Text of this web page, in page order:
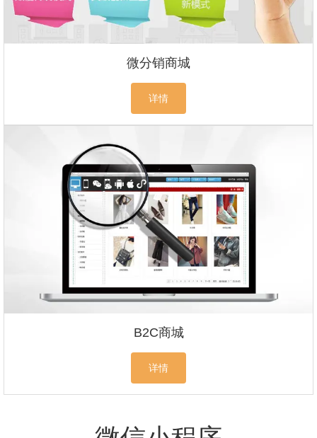
微分销商城
详情
B2C商城
详情